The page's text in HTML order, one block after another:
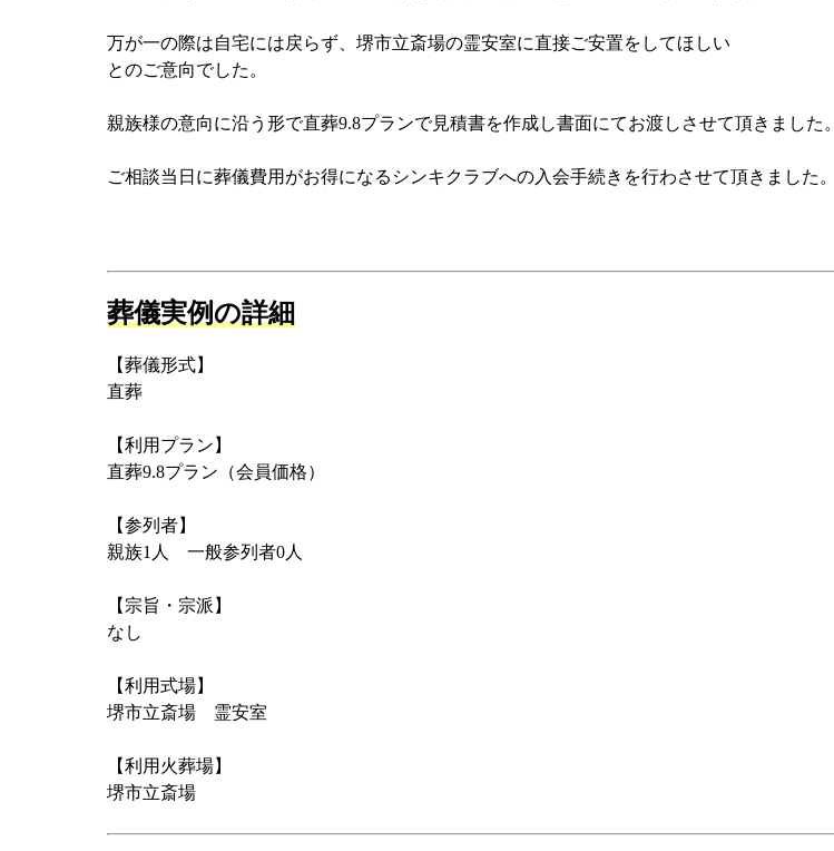
万が一の際は自宅には戻らず、堺市立斎場の霊安室に直接ご安置をしてほしい
とのご意向でした。
親族様の意向に沿う形で直葬9.8プランで見積書を作成し書面にてお渡しさせて頂きました。
ご相談当日に葬儀費用がお得になるシンキクラブへの入会手続きを行わさせて頂きました。
葬儀実例の詳細
【葬儀形式】
直葬
【利用プラン】
直葬9.8プラン（会員価格）
【参列者】
親族1人 一般参列者0人
【宗旨・宗派】
なし
【利用式場】
堺市立斎場 霊安室
【利用火葬場】
堺市立斎場